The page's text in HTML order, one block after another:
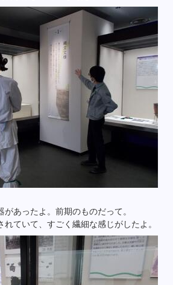
あったよ。前期のものだって。
ていて、すごく繊細な感じがしたよ。